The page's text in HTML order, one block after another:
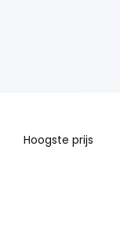
Hoogste prijs